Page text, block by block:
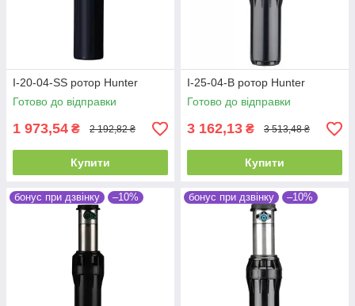
I-20-04-SS ротор Hunter
Готово до відправки
1 973,54 ₴ 2 192,82 ₴
Купити
I-25-04-B ротор Hunter
Готово до відправки
3 162,13 ₴ 3 513,48 ₴
Купити
бонус при дзвінку –10% бонус при дзвінку –10%